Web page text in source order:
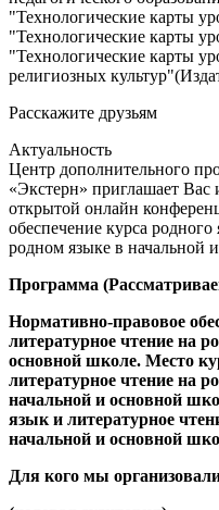
"Технологические карты
"Технологические карты
"Технологические карты
религиозных
Расскажите друзьям
Актуальность
Центр дополнительного
«Экстерн» приглашает Вас
открытой онлайн
обеспечение курса
родном языке в начальной
Программа
Нормативно-правовое
литературное чтение на
основной школе. Место
литературное чтение на
начальной и основной
язык и литературное
начальной и основной
Для кого мы